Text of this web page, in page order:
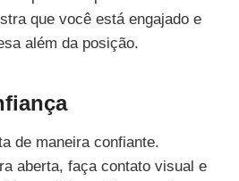
que você está engajado e
além da posição.
de maneira confiante.
aberta, faça contato visual e